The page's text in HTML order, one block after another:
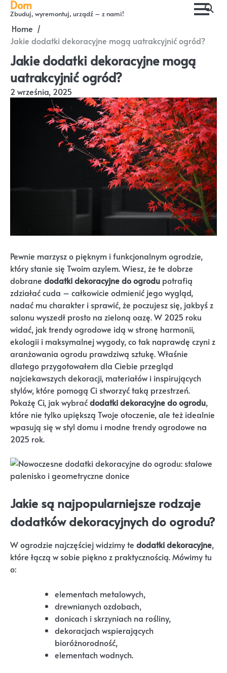
Skip
content
Dom
Zbuduj, wyremontuj, urządź – z nami!
Home
Jakie dodatki dekoracyjne mogą uatrakcyjnić ogród?
Jakie dodatki dekoracyjne mogą
uatrakcyjnić ogród?
2 września, 2025
Pewnie marzysz o pięknym i funkcjonalnym ogrodzie,
który stanie się Twoim azylem. Wiesz, że te dobrze
dobrane dodatki dekoracyjne do ogrodu potrafią
zdziałać cuda – całkowicie odmienić jego wygląd,
nadać mu charakter i sprawić, że poczujesz się, jakbyś z
salonu wyszedł prosto na zieloną oazę. W 2025 roku
widać, jak trendy ogrodowe idą w stronę harmonii,
ekologii i maksymalnej wygody, co tak naprawdę czyni z
aranżowania ogrodu prawdziwą sztukę. Właśnie
dlatego przygotowałem dla Ciebie przegląd
najciekawszych dekoracji, materiałów i inspirujących
stylów, które pomogą Ci stworzyć taką przestrzeń.
Pokażę Ci, jak wybraćdodatki dekoracyjne do ogrodu,
które nie tylko upiększą Twoje otoczenie, ale też idealnie
wpasują się w styl domu i modne trendy ogrodowe na
2025 rok.
Jakie są najpopularniejsze rodzaje
dodatków dekoracyjnych do ogrodu?
W ogrodzie najczęściej widzimy te dodatki dekoracyjne,
które łączą w sobie piękno z praktycznością. Mówimy tu
o:
elementach metalowych,
drewnianych ozdobach,
donicach i skrzyniach na rośliny,
dekoracjach wspierających
bioróżnorodność,
elementach wodnych.